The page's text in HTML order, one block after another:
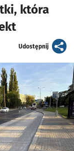
która
Udostępnijartykuł